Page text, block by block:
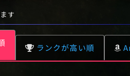
テ
ホ
す
ランクが高い順